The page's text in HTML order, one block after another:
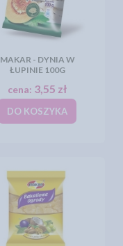
MAKAR - DYNIA W
ŁUPINIE 100G
cena: 3,55 zł
DO KOSZYKA